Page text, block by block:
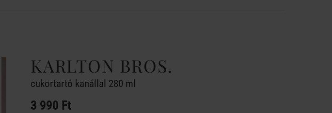
KARLTON BROS.
cukortartó kanállal 280 ml
3 990 Ft